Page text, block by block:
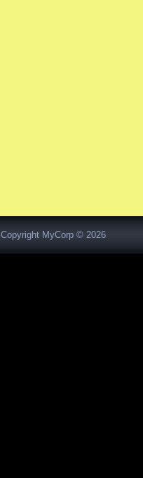
Copyright MyCorp © 2026